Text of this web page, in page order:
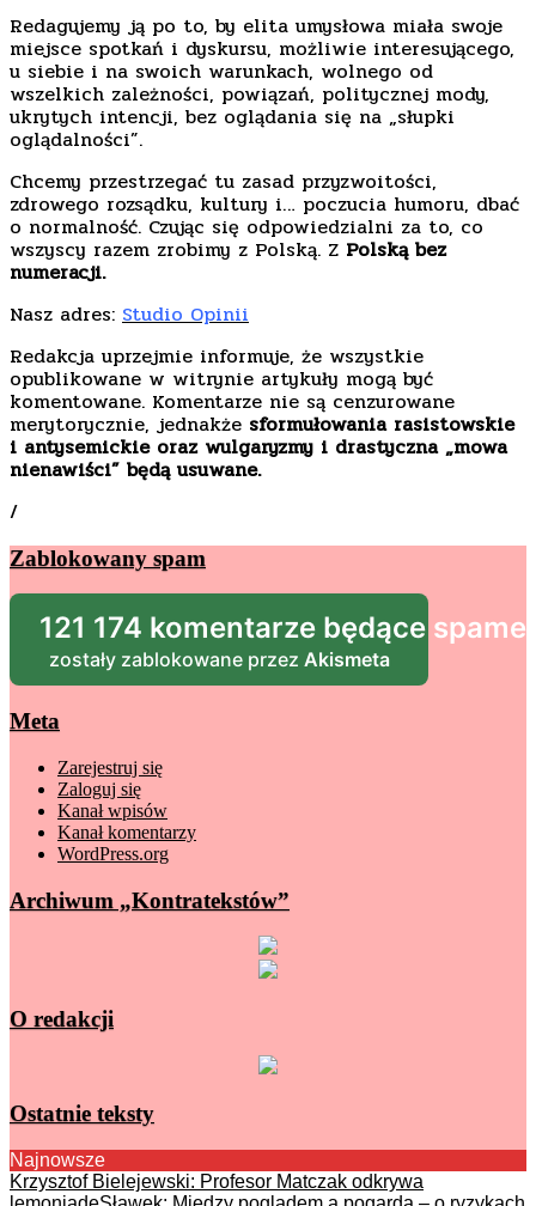
Redagujemy ją po to, by elita umysłowa miała swoje
miejsce spotkań i dyskursu, możliwie interesującego,
u siebie i na swoich warunkach, wolnego od
wszelkich zależności, powiązań, politycznej mody,
ukrytych intencji, bez oglądania się na „słupki
oglądalności”.
Chcemy przestrzegać tu zasad przyzwoitości,
zdrowego rozsądku, kultury i… poczucia humoru, dbać
o normalność. Czując się odpowiedzialni za to, co
wszyscy razem zrobimy z Polską. Z Polską bez
numeracji.
Nasz adres: Studio Opinii
Redakcja uprzejmie informuje, że wszystkie
opublikowane w witrynie artykuły mogą być
komentowane. Komentarze nie są cenzurowane
merytorycznie, jednakże sformułowania rasistowskie
i antysemickie oraz wulgaryzmy i drastyczna „mowa
nienawiści” będą usuwane.
/
Zablokowany spam
121 174 komentarze będące
zostały zablokowane przez Akismeta
Meta
Zarejestruj się
Zaloguj się
Kanał wpisów
Kanał komentarzy
WordPress.org
Archiwum „Kontratekstów”
O redakcji
Ostatnie teksty
Najnowsze
Krzysztof Bielejewski: Profesor Matczak odkrywa